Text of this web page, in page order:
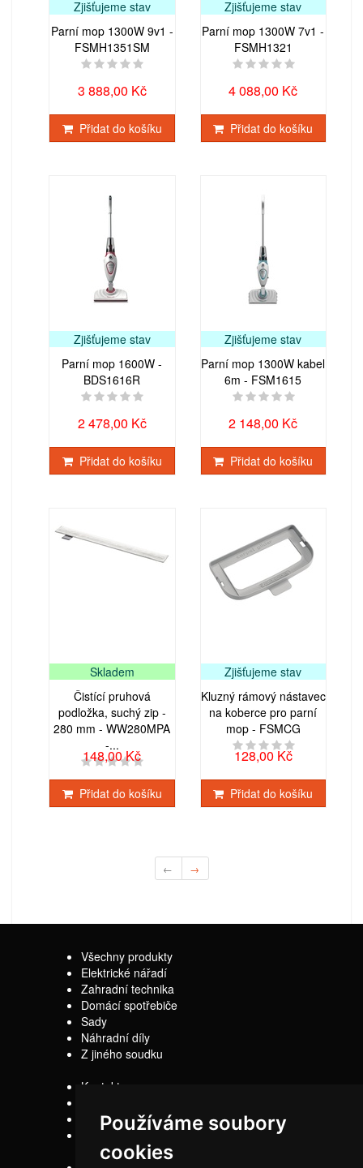
Používáme soubory
cookies
Zjišťujeme stav
Parní mop 1300W 9v1 -
FSMH1351SM
3 888,00 Kč
Přidat do košíku
Zjišťujeme stav
Parní mop 1300W 7v1 -
FSMH1321
4 088,00 Kč
Přidat do košíku
Zjišťujeme stav
Parní mop 1600W -
BDS1616R
2 478,00 Kč
Přidat do košíku
Zjišťujeme stav
Parní mop 1300W kabel
6m - FSM1615
2 148,00 Kč
Přidat do košíku
Skladem
Čistící pruhová
podložka, suchý zip -
280 mm - WW280MPA
-...
148,00 Kč
Přidat do košíku
Zjišťujeme stav
Kluzný rámový nástavec
na koberce pro parní
mop - FSMCG
128,00 Kč
Přidat do košíku
← →
Všechny produkty
Elektrické nářadí
Zahradní technika
Domácí spotřebiče
Sady
Náhradní díly
Z jiného soudku
Kontakty
Servis
Obchodní
podmínky